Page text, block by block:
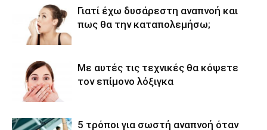
Γιατί έχω δυσάρεστη αναπνοή και
πως θα την καταπολεμήσω;
Με αυτές τις τεχνικές θα κόψετε
τον επίμονο λόξιγκα
5 τρόποι για σωστή αναπνοή όταν